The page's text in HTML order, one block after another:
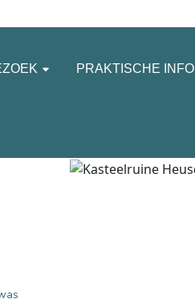
PRAKTISCHE INFO